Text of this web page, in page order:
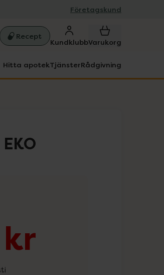
Företagskund
Recept
KundklubbVarukorg
Hitta apotekTjänsterRådgivning